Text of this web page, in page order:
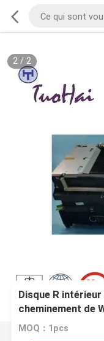
2/ 2
Disque R
cheminement de
MOQ：1pcs